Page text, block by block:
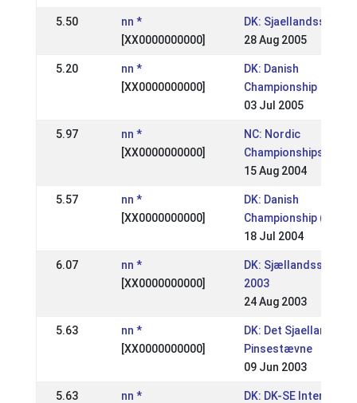
5.50
nn *
[XX0000000000]
DK:
28 Aug 2005
5.20
nn *
[XX0000000000]
DK: Danish
Championship
03 Jul 2005
5.97
nn *
[XX0000000000]
NC: Nordic
Championships
15 Aug 2004
5.57
nn *
[XX0000000000]
DK: Danish
Championship (DM)
18 Jul 2004
6.07
nn *
[XX0000000000]
DK: Sjællandsstævne
2003
24 Aug 2003
5.63
nn *
[XX0000000000]
DK: Det Sjaellandske
Pinsestævne
09 Jun 2003
5.63
nn *
DK: DK-SE